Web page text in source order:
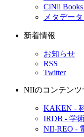
CiNii
メタデー
新着情報
お知らせ
RSS
Twitter
NIIのコンテンツ
KAKEN -
IRDB - 学
NII-REO -